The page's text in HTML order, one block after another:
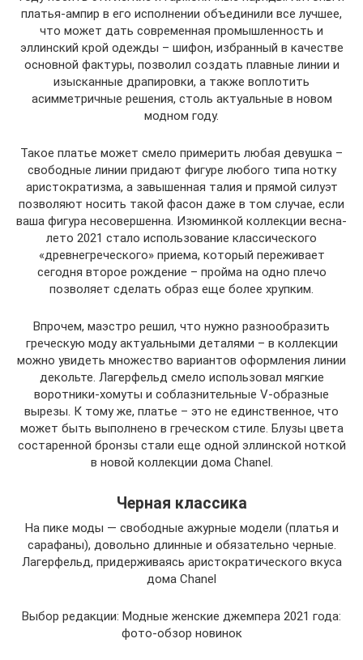
платья-ампир в его исполнении объединили все лучшее,
что может дать современная промышленность и
эллинский крой одежды – шифон, избранный в качестве
основной фактуры, позволил создать плавные линии и
изысканные драпировки, а также воплотить
асимметричные решения, столь актуальные в новом
модном году.
Такое платье может смело примерить любая девушка –
свободные линии придают фигуре любого типа нотку
аристократизма, а завышенная талия и прямой силуэт
позволяют носить такой фасон даже в том случае, если
ваша фигура несовершенна. Изюминкой коллекции весна-
лето 2021 стало использование классического
«древнегреческого» приема, который переживает
сегодня второе рождение – пройма на одно плечо
позволяет сделать образ еще более хрупким.
Впрочем, маэстро решил, что нужно разнообразить
греческую моду актуальными деталями – в коллекции
можно увидеть множество вариантов оформления линии
декольте. Лагерфельд смело использовал мягкие
воротники-хомуты и соблазнительные V-образные
вырезы. К тому же, платье – это не единственное, что
может быть выполнено в греческом стиле. Блузы цвета
состаренной бронзы стали еще одной эллинской ноткой
в новой коллекции дома Chanel.
Черная классика
На пике моды — свободные ажурные модели (платья и
сарафаны), довольно длинные и обязательно черные.
Лагерфельд, придерживаясь аристократического вкуса
дома Chanel
Выбор редакции: Модные женские джемпера 2021 года:
фото-обзор новинок